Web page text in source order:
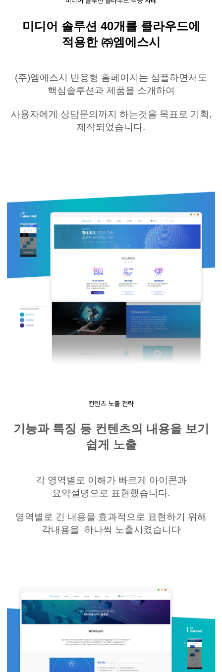
미디어 솔루션 40개를 클라우드에
적용한 ㈜엠에스시
(주)엠에스시 반응형 홈페이지는 심플하면서도
핵심솔루션과 제품을 소개하여
사용자에게 상담문의까지 하는것을 목표로 기획,
제작되었습니다.
컨텐츠 노출 전략
기능과 특징 등 컨텐츠의 내용을 보기
쉽게 노출
각 영역별로 이해가 빠르게 아이콘과
요약설명으로 표현했습니다.
영역별로 긴 내용을 효과적으로 표현하기 위해
각내용을 하나씩 노출시켰습니다